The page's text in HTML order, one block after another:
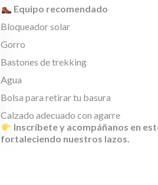
Equipo recomendado
Bloqueador solar
Gorro
Bastones de trekking
Agua
Bolsa para retirar tu basura
Calzado adecuado con agarre
Inscríbete y acompáñanos en
fortaleciendo nuestros lazos.